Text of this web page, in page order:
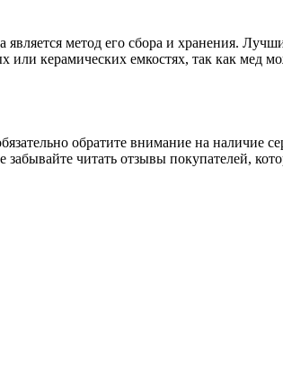
метод его сбора и хранения.
керамических емкостях, так как мед
обратите внимание на наличие
забывайте читать отзывы покупателей,